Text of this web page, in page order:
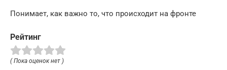
Понимает, как важно то, что происходит на фронте
Рейтинг
( Пока оценок нет )